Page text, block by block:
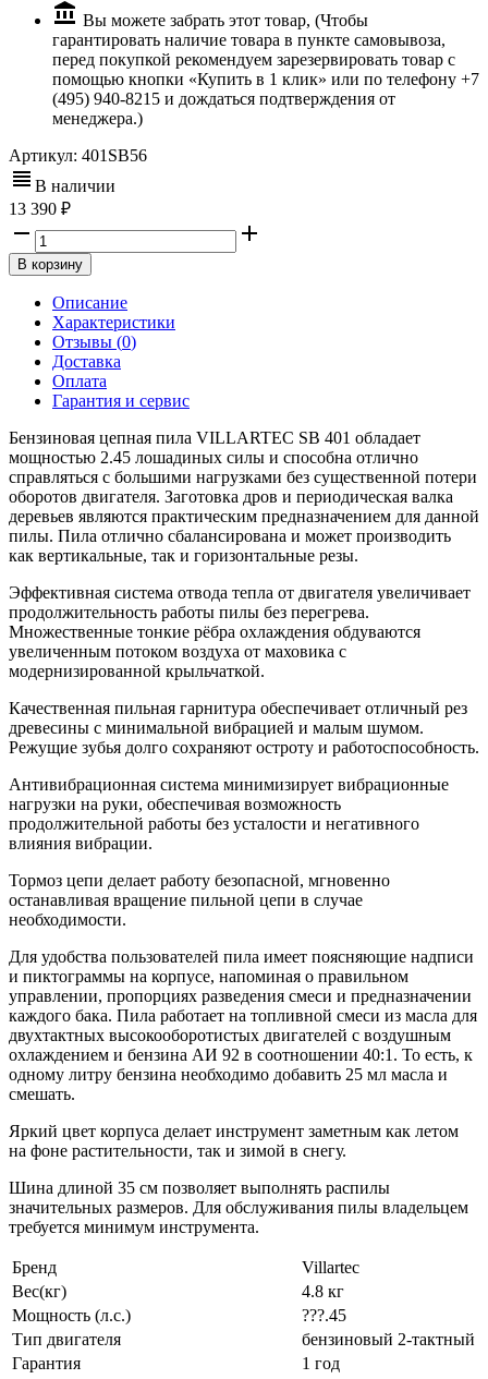
Вы можете забрать этот товар, (Чтобы
гарантировать наличие товара в пункте самовывоза,
перед покупкой рекомендуем зарезервировать товар с
помощью кнопки «Купить в 1 клик» или по телефону +7
(495) 940-8215 и дождаться подтверждения от
менеджера.)
Артикул: 401SB56
В наличии
13 390
В корзину
Описание
Характеристики
Отзывы (0)
Доставка
Оплата
Гарантия и сервис
Бензиновая цепная пила VILLARTEC SB 401 обладает
мощностью 2.45 лошадиных силы и способна отлично
справляться с большими нагрузками без существенной потери
оборотов двигателя. Заготовка дров и периодическая валка
деревьев являются практическим предназначением для данной
пилы. Пила отлично сбалансирована и может производить
как вертикальные, так и горизонтальные резы.
Эффективная система отвода тепла от двигателя увеличивает
продолжительность работы пилы без перегрева.
Множественные тонкие рёбра охлаждения обдуваются
увеличенным потоком воздуха от маховика с
модернизированной крыльчаткой.
Качественная пильная гарнитура обеспечивает отличный рез
древесины с минимальной вибрацией и малым шумом.
Режущие зубья долго сохраняют остроту и работоспособность.
Антивибрационная система минимизирует вибрационные
нагрузки на руки, обеспечивая возможность
продолжительной работы без усталости и негативного
влияния вибрации.
Тормоз цепи делает работу безопасной, мгновенно
останавливая вращение пильной цепи в случае
необходимости.
Для удобства пользователей пила имеет поясняющие надписи
и пиктограммы на корпусе, напоминая о правильном
управлении, пропорциях разведения смеси и предназначении
каждого бака. Пила работает на топливной смеси из масла для
двухтактных высокооборотистых двигателей с воздушным
охлаждением и бензина АИ 92 в соотношении 40:1. То есть, к
одному литру бензина необходимо добавить 25 мл масла и
смешать.
Яркий цвет корпуса делает инструмент заметным как летом
на фоне растительности, так и зимой в снегу.
Шина длиной 35 см позволяет выполнять распилы
значительных размеров. Для обслуживания пилы владельцем
требуется минимум инструмента.
Бренд
Villartec
Вес(кг)
4.8 кг
Мощность (л.с.)
???.45
Тип двигателя
бензиновый 2-тактный
Гарантия
1 год